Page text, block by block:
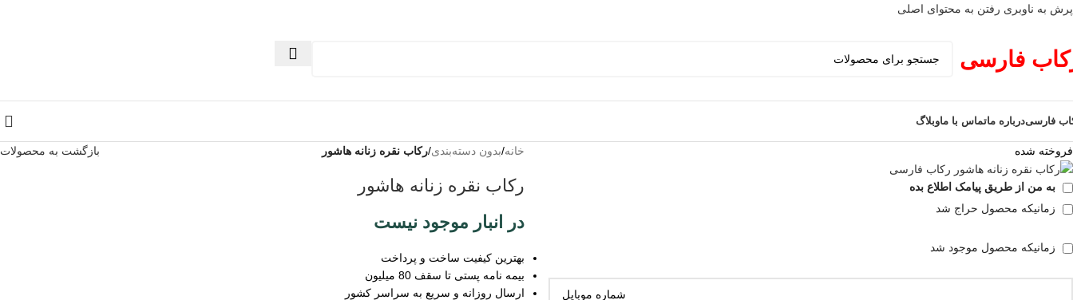
پرش به ناوبری رفتن به محتوای اصلی
فارسی
فارسیدرباره ماتماس با ماوبلاگ
فروخته شده
به من از طریق پیامک اطلاع بده
زمانیکه محصول حراج شد
زمانیکه محصول موجود شد
خانه/بدون دسته‌بندی/رکاب نقره زنانه هاشور بازگشت به محصولات
رکاب نقره زنانه هاشور
در انبار موجود نیست
بهترین کیفیت ساخت و پرداخت
بیمه نامه پستی تا سقف 80 میلیون
ارسال روزانه و سریع به سراسر کشور